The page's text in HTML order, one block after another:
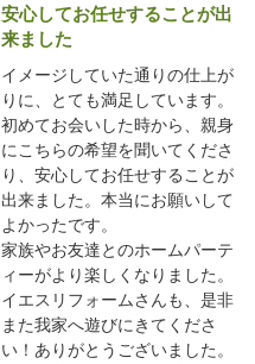
安心してお任せすることが出
来ました
イメージしていた通りの仕上が
りに、とても満足しています。
初めてお会いした時から、親身
にこちらの希望を聞いてくださ
り、安心してお任せすることが
出来ました。本当にお願いして
よかったです。
家族やお友達とのホームパーテ
ィーがより楽しくなりました。
イエスリフォームさんも、是非
また我家へ遊びにきてくださ
い！ありがとうございました。